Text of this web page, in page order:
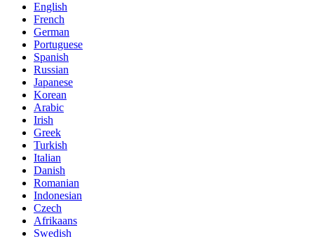
English
French
German
Portuguese
Spanish
Russian
Japanese
Korean
Arabic
Irish
Greek
Turkish
Italian
Danish
Romanian
Indonesian
Czech
Afrikaans
Swedish